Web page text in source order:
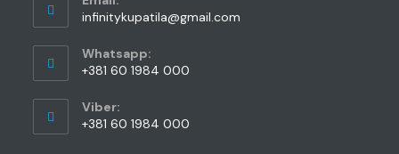
in
your
application
infinitykupatila@gmail.com
Whatsapp:
+381 60 1984 000
in
your
Viber:
+381 60 1984 000